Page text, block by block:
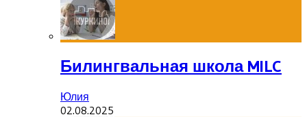
Билингвальная школа MILC
Юлия
02.08.2025